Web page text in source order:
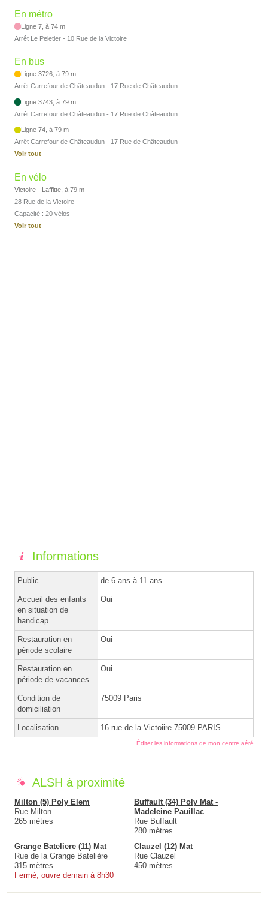
En métro
Ligne 7, à 74 m
Arrêt Le Peletier - 10 Rue de la Victoire
En bus
Ligne 3726, à 79 m
Arrêt Carrefour de Châteaudun - 17 Rue de Châteaudun
Ligne 3743, à 79 m
Arrêt Carrefour de Châteaudun - 17 Rue de Châteaudun
Ligne 74, à 79 m
Arrêt Carrefour de Châteaudun - 17 Rue de Châteaudun
Voir tout
En vélo
Victoire - Laffitte, à 79 m
28 Rue de la Victoire
Capacité : 20 vélos
Voir tout
Informations
Public de 6 ans à 11 ans
Accueil des enfants
en situation de
handicap
Oui
Restauration en
période scolaire
Oui
Restauration en
période de vacances
Oui
Condition de
domiciliation
75009 Paris
Localisation 16 rue de la Victoiire 75009 PARIS
Éditer les informations de mon centre aéré
ALSH à proximité
Milton (5) Poly Elem
Rue Milton
265 mètres
Buffault (34) Poly Mat -
Madeleine Pauillac
Rue Buffault
280 mètres
Grange Bateliere (11) Mat
Rue de la Grange Batelière
315 mètres
Fermé, ouvre demain à 8h30
Clauzel (12) Mat
Rue Clauzel
450 mètres